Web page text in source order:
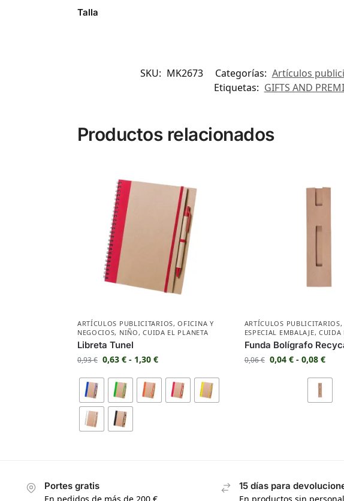
Talla
SKU: MK2673 Categorías: Artículos
Etiquetas: GIFTS AND
Productos relacionados
ARTÍCULOS PUBLICITARIOS,OFICINA Y
NEGOCIOS, NIÑO,CUIDA EL PLANETA
Libreta Tunel
0,93€ 0,63 € - 1,30 €
ARTÍCULOS PUBLICITARIOS,
ESPECIAL EMBALAJE, CUIDA
Funda Bolígrafo
0,06€ 0,04 € - 0,08 €
Portes gratis
15 días para